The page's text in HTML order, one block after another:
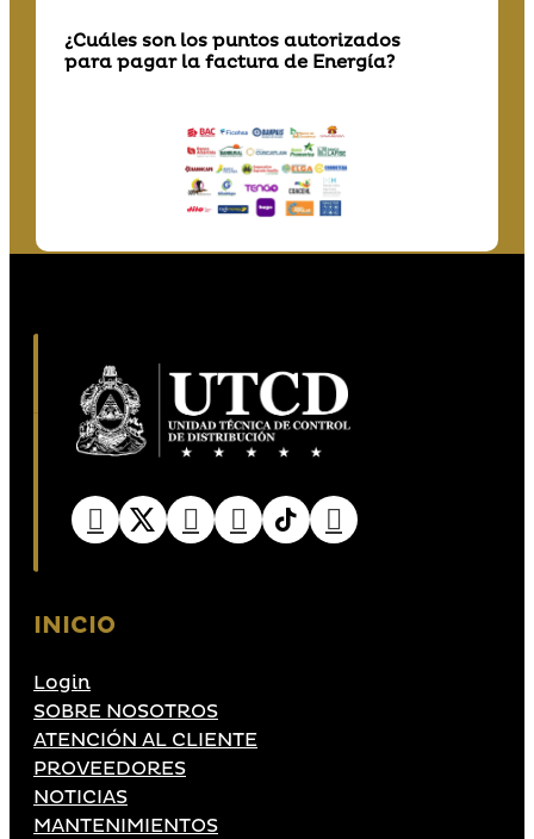
¿Cuáles son los puntos autorizados
para pagar la factura de Energía?
INICIO
Login
SOBRE NOSOTROS
ATENCIÓN AL CLIENTE
PROVEEDORES
NOTICIAS
MANTENIMIENTOS